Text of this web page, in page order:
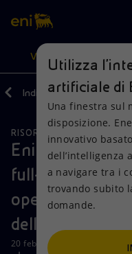
Cerca
scopri EnergIA, la
artificiale.
VISIONE
Visione
Mission e valori
Persone e Partnership
Net Zero
Azioni
Diversificazione
Tecnologie per la
Collaborazioni per
Prodotti
Casa
Imprese
Mobilità
Indietro Media
RISORSE NATURALI
Eni annuncia
full-field del
operato da
dell'Angola
20 febbraio 2026 - 14:55 CET
Utilizza
artificiale di
Una finestra sul
disposizione.
innovativo
dell’intelligenza
a navigare tra i
trovando subito
domande.